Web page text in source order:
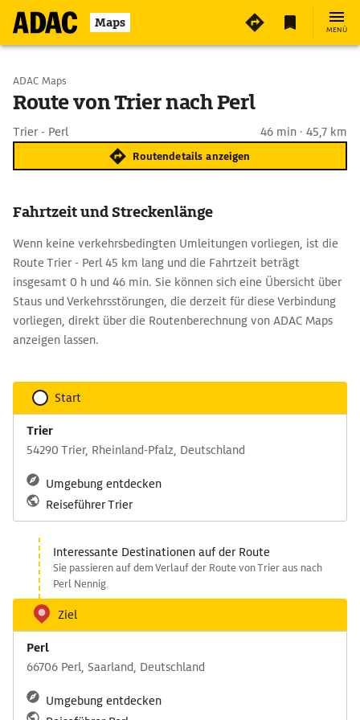
Maps MENÜ
Start wählen
ADAC Maps
Route von Trier nach Perl
Trier - Perl 46 min · 45,7 km
Routendetails anzeigen
Fahrtzeit und Streckenlänge
Wenn keine verkehrsbedingten Umleitungen vorliegen, ist die
Route Trier - Perl 45 km lang und die Fahrtzeit beträgt
insgesamt 0 h und 46 min. Sie können sich eine Übersicht über
Staus und Verkehrsstörungen, die derzeit für diese Verbindung
vorliegen, direkt über die Routenberechnung von ADAC Maps
anzeigen lassen.
Start
Trier
54290 Trier, Rheinland-Pfalz, Deutschland
Umgebung entdecken
Reiseführer Trier
Interessante Destinationen auf der Route
Sie passieren auf dem Verlauf der Route von Trier aus nach
Perl Nennig.
Ziel
Perl
66706 Perl, Saarland, Deutschland
Umgebung entdecken